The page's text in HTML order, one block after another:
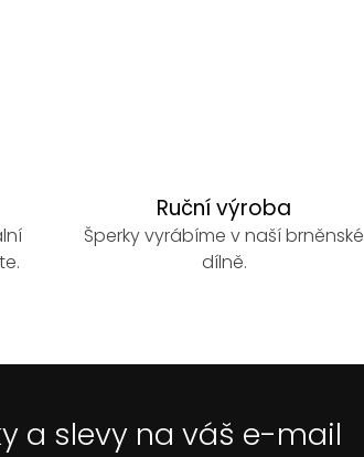
Ruční výroba
Šperky vyrábíme v naší brněnské
dílně.
a slevy na váš e-mail